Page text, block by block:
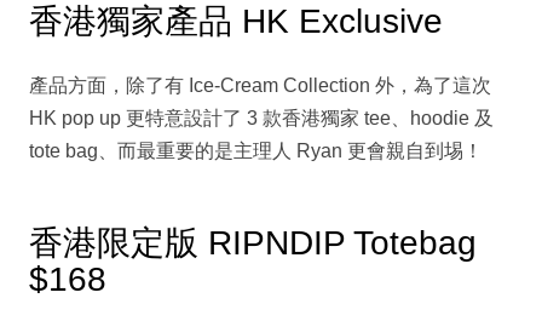
香港獨家產品 HK Exclusive
產品方面，除了有 Ice-Cream Collection 外，為了這次
HK pop up 更特意設計了 3 款香港獨家 tee、hoodie 及
tote bag、而最重要的是主理人 Ryan 更會親自到埸！
香港限定版 RIPNDIP Totebag
$168